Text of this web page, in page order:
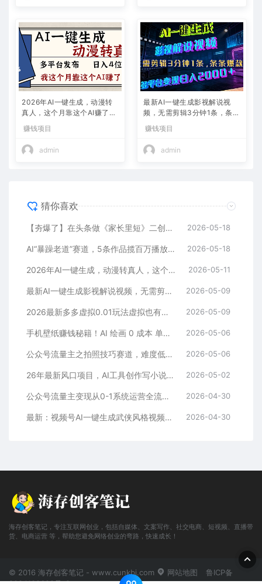
2026年AI一键生成，动漫转
真人，这个月靠这个AI赚了2
赚钱项目
admin
最新AI一键生成影视解说视
频，无需剪辑3分钟1条，条条
+
赚钱项目
admin
猜你喜欢
【夯爆了】在头条做《家长里短》二创小故事，这个月收益2w+ 2026-05-18
AI“暴躁老道”赛道，5条作品揽百万播放！（附变现全攻略） 2026-05-18
2026年AI一键生成，动漫转真人，这个月靠这个AI赚了2W+ 2026-05-11
最新AI一键生成影视解说视频，无需剪辑3分钟1条，条条爆款，多平台变现日入2000+ 2026-05-09
2026最新多多虚拟0.01玩法虚拟也有新门路轻松日入2500! 2026-05-09
手机壁纸赚钱秘籍！AI 绘画 0 成本 单店狂销 3.8 万单 2026-05-06
公众号流量主之拍照技巧赛道，难度低+流量大，起号第一篇就爆了10w阅读！ 2026-05-06
26年最新风口项目，AI工具创作写小说，轻松实现日入1000+ 2026-05-02
公众号流量主变现从0-1系统运营全流程讲解！ 2026-04-30
最新：视频号AI一键生成武侠风格视频，狂撸视频号分成收益，学完轻松日入1000+ 2026-04-30
海存创客笔记，专注互联网创业，包括自媒体、文案写作、社交电商、短视频、直播带
货、电商运营 等，帮助您避免网络创业的弯路，快速成长！
© 2016 海存创客笔记 - www.cunkbj.com 网站地图
鲁ICP备